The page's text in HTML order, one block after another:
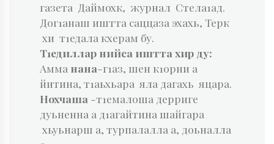
газета Даймохк, журнал Стела1ад.
Дог1анаш иштта саццаза эхахь, Терк
хи т1едала кхерам бу.
Т1едиллар нийса иштта хир ду:
Амма нана-г1аз, шен к1орни а
йитина, т1аьхьара яла дагахь яцара.
Нохчаша -т1емалоша дерриге
дуьненна а д1агайтина шайгара
хьуьнарш а, турпалалла а, доьналла